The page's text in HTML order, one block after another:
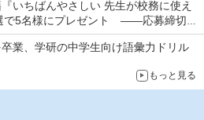
いちばんやさしい 先生が校務に使え
で5名様にプレゼント ――応募締切は
卒業、学研の中学生向け語彙力ドリル
もっと見る